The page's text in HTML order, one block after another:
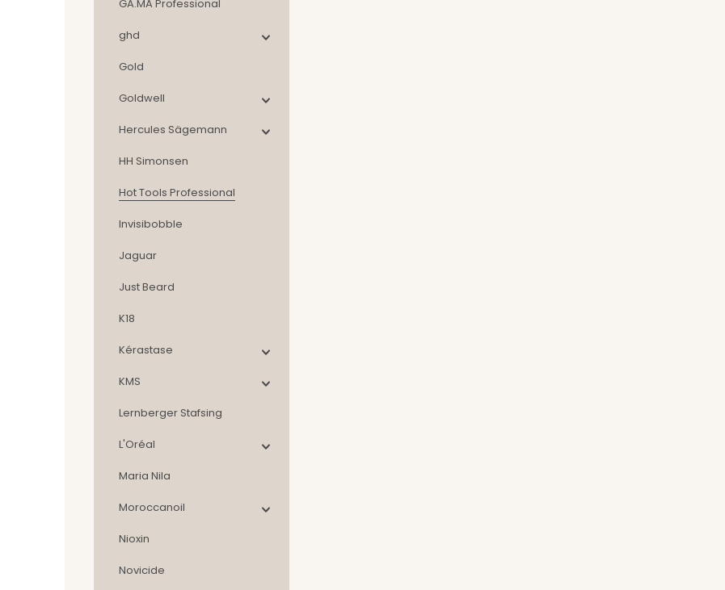
GA.MA Professional
ghd
Gold
Goldwell
Hercules Sägemann
HH Simonsen
Hot Tools Professional
Invisibobble
Jaguar
Just Beard
K18
Kérastase
KMS
Lernberger Stafsing
L'Oréal
Maria Nila
Moroccanoil
Nioxin
Novicide